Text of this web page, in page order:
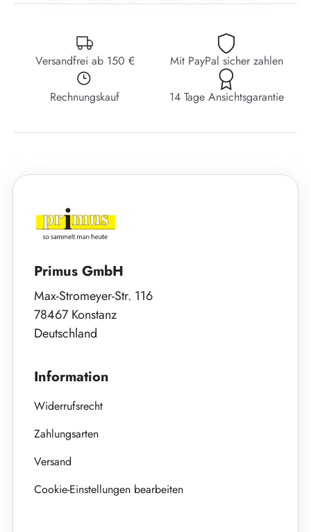
Versandfrei ab 150 € Mit PayPal sicher zahlen
Rechnungskauf 14 Tage Ansichtsgarantie
Primus GmbH
Max-Stromeyer-Str. 116
78467 Konstanz
Deutschland
Information
Widerrufsrecht
Zahlungsarten
Versand
Cookie-Einstellungen bearbeiten